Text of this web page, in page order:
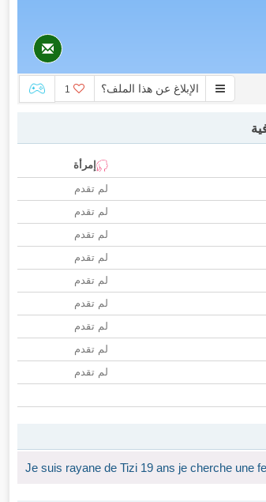
الإبلاغ عن هذا الملف؟ 1
إمرأة
لم تقدم
لم تقدم
لم تقدم
لم تقدم
لم تقدم
لم تقدم
لم تقدم
لم تقدم
لم تقدم
Je suis rayane de Tizi 19 ans je cherche une